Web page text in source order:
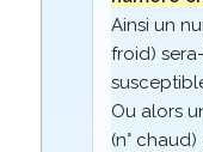
Ainsi un
froid)
Ou alors
(n°